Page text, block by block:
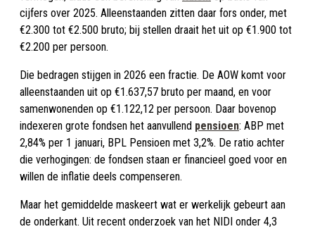
cijfers over 2025. Alleenstaanden zitten daar fors onder, met
€2.300 tot €2.500 bruto; bij stellen draait het uit op €1.900 tot
€2.200 per persoon.
Die bedragen stijgen in 2026 een fractie. De AOW komt voor
alleenstaanden uit op €1.637,57 bruto per maand, en voor
samenwonenden op €1.122,12 per persoon. Daar bovenop
indexeren grote fondsen het aanvullend pensioen: ABP met
2,84% per 1 januari, BPL Pensioen met 3,2%. De ratio achter
die verhogingen: de fondsen staan er financieel goed voor en
willen de inflatie deels compenseren.
Maar het gemiddelde maskeert wat er werkelijk gebeurt aan
de onderkant. Uit recent onderzoek van het NIDI onder 4,3